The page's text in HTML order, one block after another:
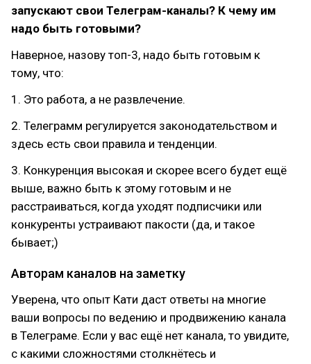
запускают свои Телеграм-каналы? К чему им
надо быть готовыми?
Наверное, назову топ-3, надо быть готовым к
тому, что:
1. Это работа, а не развлечение.
2. Телеграмм регулируется законодательством и
здесь есть свои правила и тенденции.
3. Конкуренция высокая и скорее всего будет ещё
выше, важно быть к этому готовым и не
расстраиваться, когда уходят подписчики или
конкуренты устраивают пакости (да, и такое
бывает;)
Авторам каналов на заметку
Уверена, что опыт Кати даст ответы на многие
ваши вопросы по ведению и продвижению канала
в Телеграме. Если у вас ещё нет канала, то увидите,
с какими сложностями столкнётесь и